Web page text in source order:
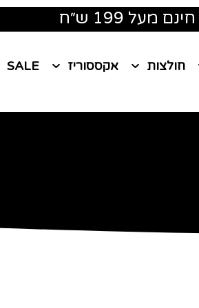
מעל 199 ש״ח
חולצות אקססוריז SALE